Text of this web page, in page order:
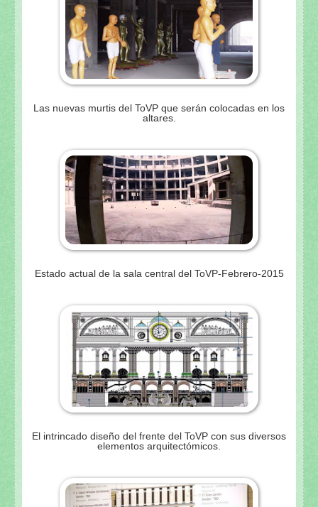
Las nuevas murtis del ToVP que serán colocadas en los
altares.
Estado actual de la sala central del ToVP-Febrero-2015
El intrincado diseño del frente del ToVP con sus diversos
elementos arquitectómicos.